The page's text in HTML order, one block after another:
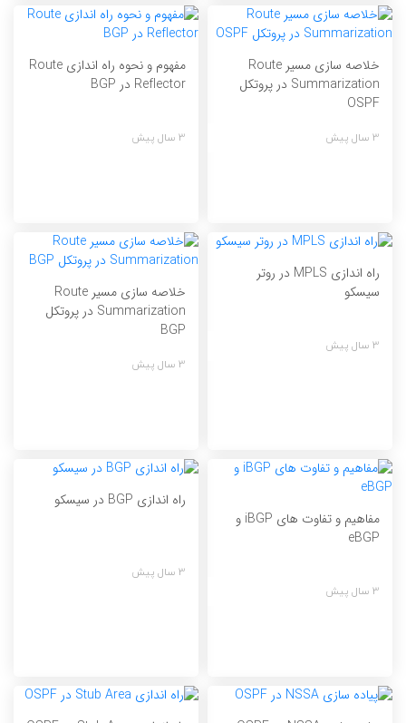
خلاصه سازی مسیر Route
Summarization در پروتکل
OSPF
3 سال پیش
مفهوم و نحوه راه اندازی Route
Reflector در BGP
3 سال پیش
راه اندازی MPLS در روتر
سیسکو
3 سال پیش
خلاصه سازی مسیر Route
Summarization در پروتکل
BGP
3 سال پیش
مفاهیم و تفاوت های iBGP و
eBGP
3 سال پیش
راه اندازی BGP در سیسکو
3 سال پیش